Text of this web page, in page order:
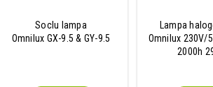
Soclu lampa
Omnilux GX-9.5 & GY-9.5
Lampa
Omnilux 230V/
2000h